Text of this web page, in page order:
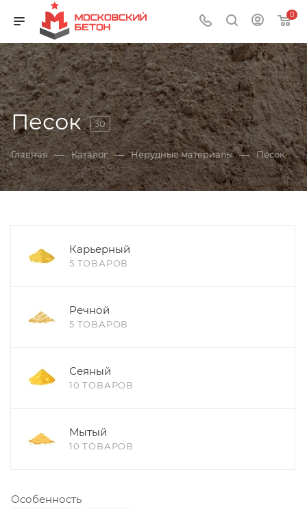
0
Песок 30
Главная — Каталог — Нерудные материалы — Песок
Карьерный
5 ТОВАРОВ
Речной
5 ТОВАРОВ
Сеяный
10 ТОВАРОВ
Мытый
10 ТОВАРОВ
Особенность